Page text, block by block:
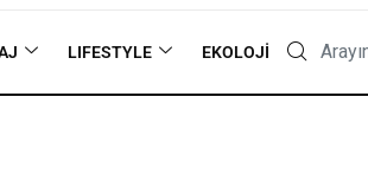
LIFESTYLE EKOLOJI